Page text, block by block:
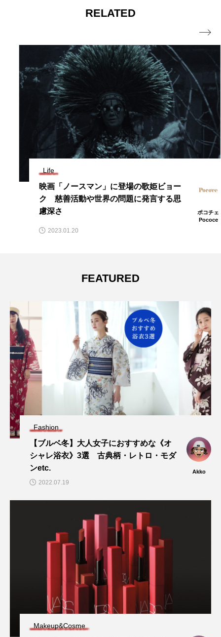
RELATED
Life
映画「ノースマン」に登場の歌姫ビョー
ク 慈善活動や世界の問題に発言する思
慮深さ
ポコチェ
Pococe
2023.01.20

FEATURED
Fashion
【ブルベ冬】大人女子におすすめな《オ
シャレ浴衣》3選 古典柄・レトロ・モダ
ンetc.
Akko
2022.07.19
Makeup&Cosme